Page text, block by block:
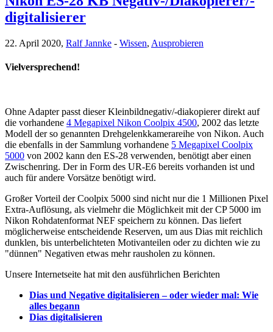
digitalisierer
22. April 2020, Ralf Jannke - Wissen, Ausprobieren
Vielversprechend!
Ohne Adapter passt dieser Kleinbildnegativ/-diakopierer direkt auf
die vorhandene 4 Megapixel Nikon Coolpix 4500, 2002 das letzte
Modell der so genannten Drehgelenkkamerareihe von Nikon. Auch
die ebenfalls in der Sammlung vorhandene 5 Megapixel Coolpix
5000 von 2002 kann den ES-28 verwenden, benötigt aber einen
Zwischenring. Der in Form des UR-E6 bereits vorhanden ist und
auch für andere Vorsätze benötigt wird.
Großer Vorteil der Coolpix 5000 sind nicht nur die 1 Millionen Pixel
Extra-Auflösung, als vielmehr die Möglichkeit mit der CP 5000 im
Nikon Rohdatenformat NEF speichern zu können. Das liefert
möglicherweise entscheidende Reserven, um aus Dias mit reichlich
dunklen, bis unterbelichteten Motivanteilen oder zu dichten wie zu
"dünnen" Negativen etwas mehr rausholen zu können.
Unsere Internetseite hat mit den ausführlichen Berichten
Dias und Negative digitalisieren – oder wieder mal: Wie
alles begann
Dias digitalisieren